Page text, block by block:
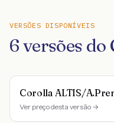
VERSÕES DISPONÍVEIS
6versões do
Corolla ALTIS/
Ver preço desta versão →